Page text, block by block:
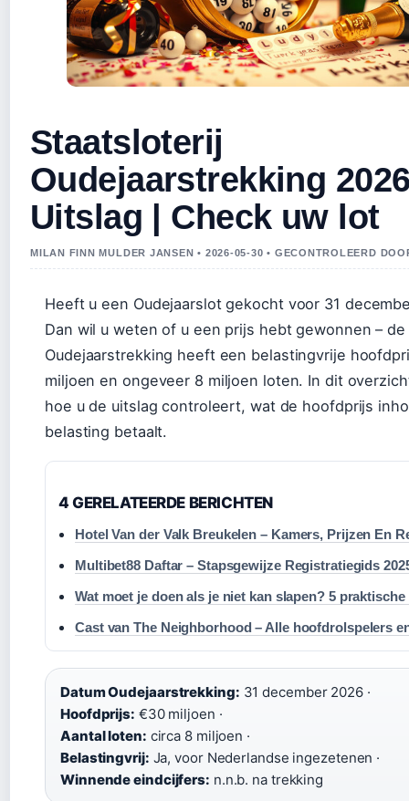
Staatsloterij
Oudejaarstrekking
Uitslag | Check uw lot
MILAN FINN MULDER JANSEN • 2026-05-30 • GECONTROLEERD
Heeft u een Oudejaarslot gekocht voor 31
Dan wil u weten of u een prijs hebt gewonnen – de
Oudejaarstrekking heeft een belastingvrije
miljoen en ongeveer 8 miljoen loten. In dit
hoe u de uitslag controleert, wat de hoofdprijs
belasting betaalt.
4 GERELATEERDE BERICHTEN
Hotel Van der Valk Breukelen – Kamers, Prijzen En
Multibet88 Daftar – Stapsgewijze Registratiegids
Wat moet je doen als je niet kan slapen? 5
Cast van The Neighborhood – Alle hoofdrolspelers
Datum Oudejaarstrekking: 31 december 2026 ·
Hoofdprijs: €30 miljoen ·
Aantal loten: circa 8 miljoen ·
Belastingvrij: Ja, voor Nederlandse ingezetenen ·
Winnende eindcijfers: n.n.b. na trekking